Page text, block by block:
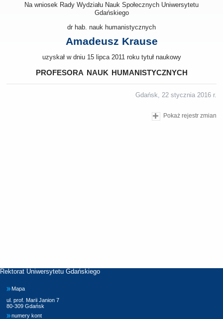
Na wniosek Rady Wydziału Nauk Społecznych Uniwersytetu
Gdańskiego
dr hab. nauk humanistycznych
Amadeusz Krause
uzyskał w dniu 15 lipca 2011 roku tytuł naukowy
profesora nauk humanistycznych
Gdańsk, 22 stycznia 2016 r.
Pokaż rejestr zmian
Rektorat Uniwersytetu Gdańskiego
Mapa
ul. prof. Marii Janion 7
80-309 Gdańsk
numery kont